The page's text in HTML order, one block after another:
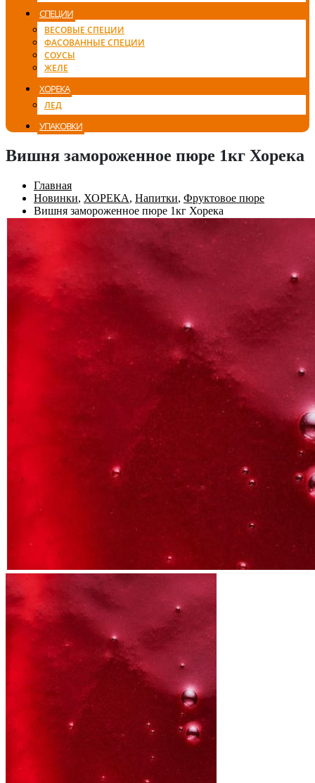
СПЕЦИИ
ВЕСОВЫЕ СПЕЦИИ
ФАСОВАННЫЕ СПЕЦИИ
СОУСЫ
ЖЕЛЕ
ХОРЕКА
ЛЕД
УПАКОВКИ
Вишня замороженное пюре 1кг Хорека
Главная
Новинки, ХОРЕКА, Напитки, Фруктовое пюре
Вишня замороженное пюре 1кг Хорека